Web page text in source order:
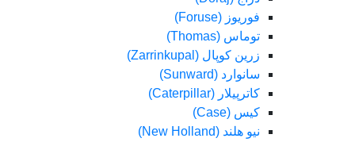
فوریوز (Foruse)
توماس (Thomas)
زرین کوپال (Zarrinkupal)
سانوارد (Sunward)
کاترپیلار (Caterpillar)
کیس (Case)
نیو هلند (New Holland)